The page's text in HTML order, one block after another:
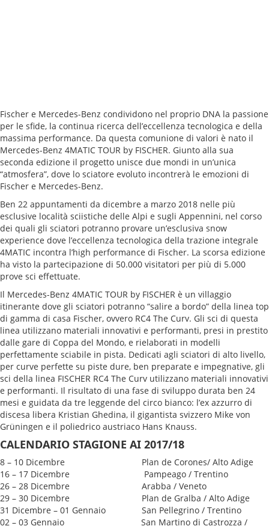
Fischer e Mercedes-Benz condividono nel proprio DNA la passione
per le sfide, la continua ricerca dell’eccellenza tecnologica e della
massima performance. Da questa comunione di valori è nato il
Mercedes-Benz 4MATIC TOUR by FISCHER. Giunto alla sua
seconda edizione il progetto unisce due mondi in un’unica
“atmosfera”, dove lo sciatore evoluto incontrerà le emozioni di
Fischer e Mercedes-Benz.
Ben 22 appuntamenti da dicembre a marzo 2018 nelle più
esclusive località sciistiche delle Alpi e sugli Appennini, nel corso
dei quali gli sciatori potranno provare un’esclusiva snow
experience dove l’eccellenza tecnologica della trazione integrale
4MATIC incontra l’high performance di Fischer. La scorsa edizione
ha visto la partecipazione di 50.000 visitatori per più di 5.000
prove sci effettuate.
Il Mercedes-Benz 4MATIC TOUR by FISCHER è un villaggio
itinerante dove gli sciatori potranno “salire a bordo” della linea top
di gamma di casa Fischer, ovvero RC4 The Curv. Gli sci di questa
linea utilizzano materiali innovativi e performanti, presi in prestito
dalle gare di Coppa del Mondo, e rielaborati in modelli
perfettamente sciabile in pista. Dedicati agli sciatori di alto livello,
per curve perfette su piste dure, ben preparate e impegnative, gli
sci della linea FISCHER RC4 The Curv utilizzano materiali innovativi
e performanti. Il risultato di una fase di sviluppo durata ben 24
mesi e guidata da tre leggende del circo bianco: l’ex azzurro di
discesa libera Kristian Ghedina, il gigantista svizzero Mike von
Grüningen e il poliedrico austriaco Hans Knauss.
CALENDARIO STAGIONE AI 2017/18
8 – 10 Dicembre Plan de Corones/ Alto Adige
16 – 17 Dicembre Pampeago / Trentino
26 – 28 Dicembre Arabba / Veneto
29 – 30 Dicembre Plan de Gralba / Alto Adige
31 Dicembre – 01 Gennaio San Pellegrino / Trentino
02 – 03 Gennaio San Martino di Castrozza /